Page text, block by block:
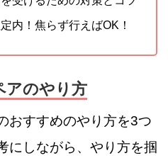
内！焦らず行えばOK！
アのやり方
おすすめのやり方を3つ
にしながら、やり方を掴